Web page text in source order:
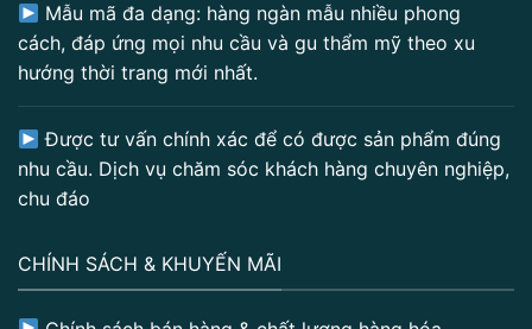
Mẫu mã đa dạng: hàng ngàn mẫu nhiều phong
cách, đáp ứng mọi nhu cầu và gu thẩm mỹ theo xu
hướng thời trang mới nhất.
Được tư vấn chính xác để có được sản phẩm đúng
nhu cầu. Dịch vụ chăm sóc khách hàng chuyên nghiệp,
chu đáo
CHÍNH SÁCH & KHUYẾN MÃI